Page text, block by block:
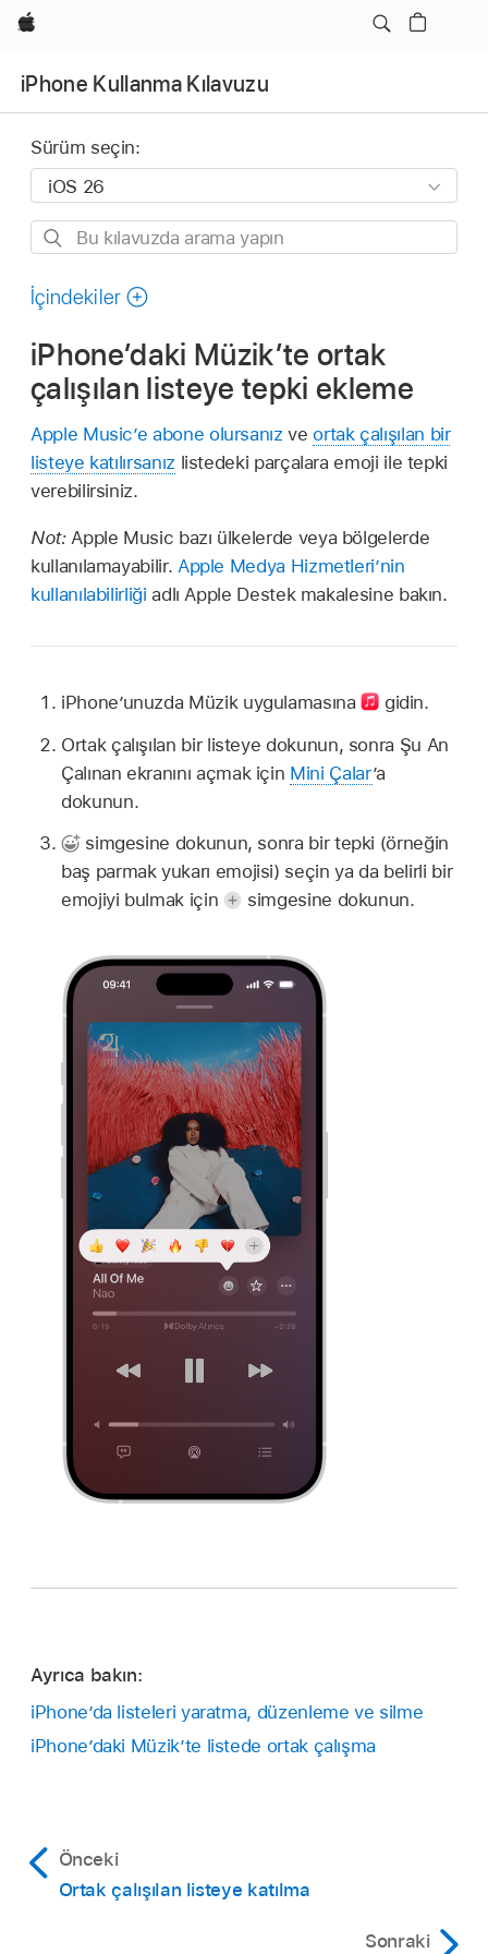
wzlhp
iPhone Kullanma Kılavuzu
Sürüm seçin:
Bu
arama
İçindekiler
iPhone’daki Müzik’te ortak
çalışılan listeye tepki ekleme
Apple Music’e abone olursanız veortak çalışılan bir
listeye katılırsanız listedeki parçalara emoji ile tepki
verebilirsiniz.
Not: Apple Music bazı ülkelerde veya bölgelerde
kullanılamayabilir. Apple Medya Hizmetleri’nin
kullanılabilirliği adlı Apple Destek makalesine bakın.
iPhone’unuzda Müzik uygulamasına
gidin.
Ortak çalışılan bir listeye dokunun, sonra Şu An
Çalınan ekranını açmak için Mini Çalar’a
dokunun.
simgesine dokunun, sonra bir tepki (örneğin
baş parmak yukarı emojisi) seçin ya da belirli bir
emojiyi bulmak için
simgesine dokunun.
Ayrıca bakın:
iPhone’da listeleri yaratma, düzenleme ve silme
iPhone’daki Müzik’te listede ortak çalışma
Önceki
Ortak çalışılan listeye katılma
Sonraki